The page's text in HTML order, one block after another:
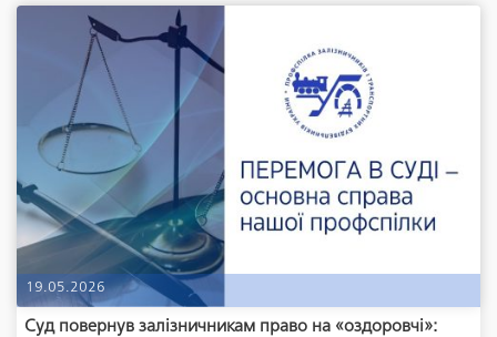
19.05.2026
Суд повернув залізничникам право на «оздоровчі»: